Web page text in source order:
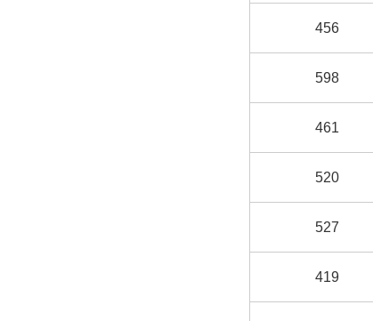
456
598
461
520
527
419